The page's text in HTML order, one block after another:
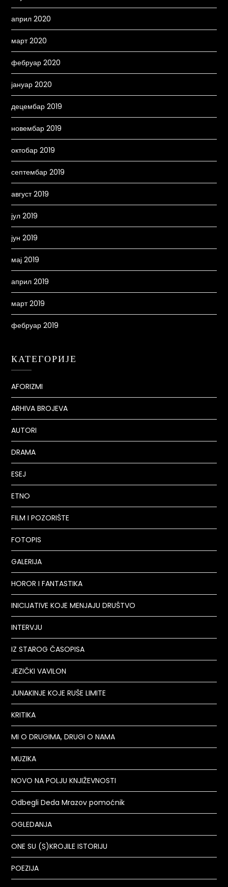
април 2020
март 2020
фебруар 2020
јануар 2020
децембар 2019
новембар 2019
октобар 2019
септембар 2019
август 2019
јул 2019
јун 2019
мај 2019
април 2019
март 2019
фебруар 2019
КАТЕГОРИЈЕ
AFORIZMI
ARHIVA BROJEVA
AUTORI
DRAMA
ESEJ
ETNO
FILM I POZORIŠTE
FOTOPIS
GALERIJA
HOROR I FANTASTIKA
INICIJATIVE KOJE MENJAJU DRUŠTVO
INTERVJU
IZ STAROG ČASOPISA
JEZIČKI VAVILON
JUNAKINJE KOJE RUŠE LIMITE
KRITIKA
MI O DRUGIMA, DRUGI O NAMA
MUZIKA
NOVO NA POLJU KNJIŽEVNOSTI
Odbegli Deda Mrazov pomoćnik
OGLEDANJA
ONE SU (S)KROJILE ISTORIJU
POEZIJA